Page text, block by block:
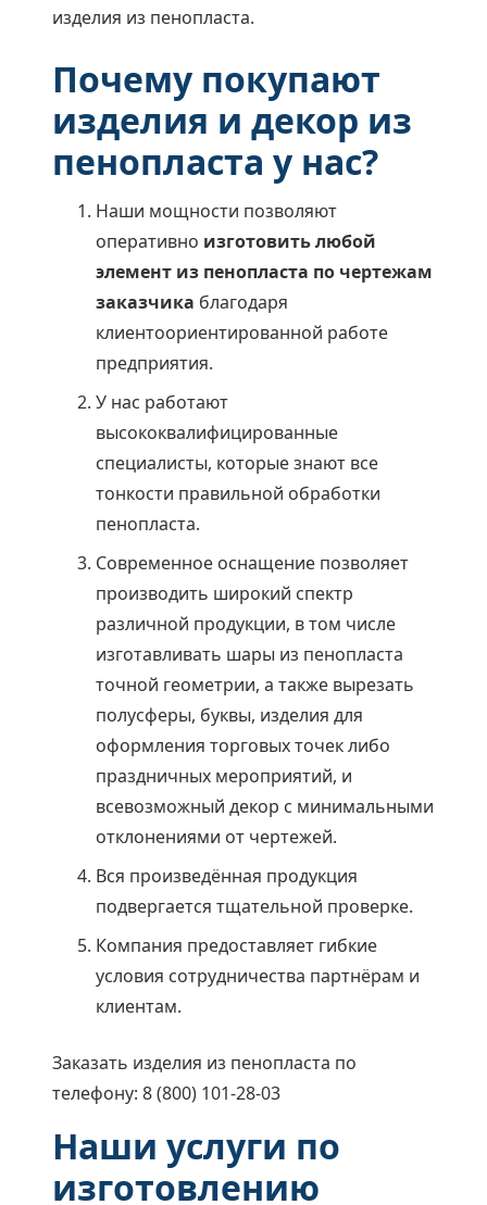
изделия из пенопласта.
Почему покупают
изделия и декор из
пенопласта у нас?
Наши мощности позволяют
оперативно изготовить любой
элемент из пенопласта по чертежам
заказчика благодаря
клиентоориентированной работе
предприятия.
У нас работают
высококвалифицированные
специалисты, которые знают все
тонкости правильной обработки
пенопласта.
Современное оснащение позволяет
производить широкий спектр
различной продукции, в том числе
изготавливать шары из пенопласта
точной геометрии, а также вырезать
полусферы, буквы, изделия для
оформления торговых точек либо
праздничных мероприятий, и
всевозможный декор с минимальными
отклонениями от чертежей.
Вся произведённая продукция
подвергается тщательной проверке.
Компания предоставляет гибкие
условия сотрудничества партнёрам и
клиентам.
Заказать изделия из пенопласта по
телефону: 8 (800) 101-28-03
Наши услуги по
изготовлению